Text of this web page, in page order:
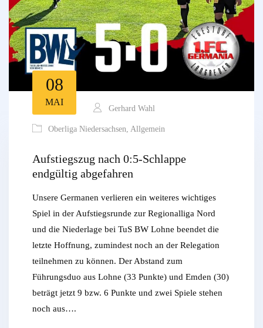
08
MAI
Gerhard Wahl
Oberliga Niedersachsen, Allgemein
Aufstiegszug nach 0:5-Schlappe
endgültig abgefahren
Unsere Germanen verlieren ein weiteres wichtiges
Spiel in der Aufstiegsrunde zur Regionalliga Nord
und die Niederlage bei TuS BW Lohne beendet die
letzte Hoffnung, zumindest noch an der Relegation
teilnehmen zu können. Der Abstand zum
Führungsduo aus Lohne (33 Punkte) und Emden (30)
beträgt jetzt 9 bzw. 6 Punkte und zwei Spiele stehen
noch aus….